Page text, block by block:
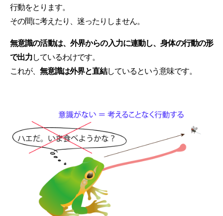
行動をとります。
その間に考えたり、迷ったりしません。
無意識の活動は、外界からの入力に連動し、身体の行動の形
で出力しているわけです。
これが、 無意識は外界と直結しているという意味です。